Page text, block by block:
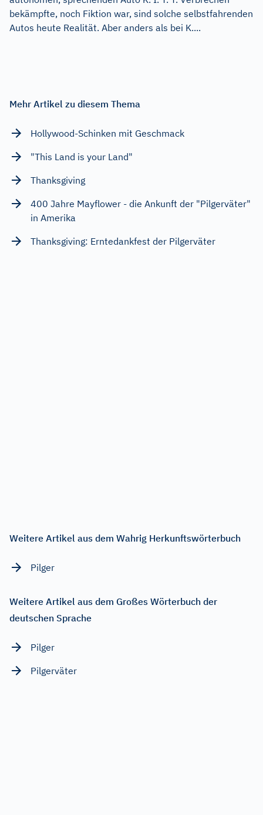
bekämpfte, noch Fiktion war, sind solche selbstfahrenden
Autos heute Realität. Aber anders als bei K....
Mehr Artikel zu diesem Thema
Hollywood-Schinken mit Geschmack
"This Land is your Land"
Thanksgiving
400 Jahre Mayflower - die Ankunft der "Pilgerväter"
in Amerika
Thanksgiving: Erntedankfest der Pilgerväter
Weitere Artikel aus dem Wahrig Herkunftswörterbuch
Pilger
Weitere Artikel aus dem Großes Wörterbuch der
deutschen Sprache
Pilger
Pilgerväter